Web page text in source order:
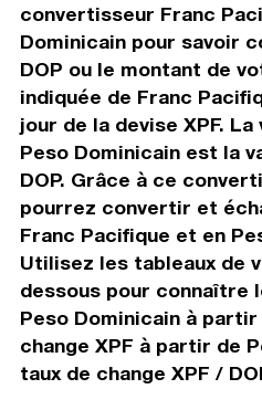
convertisseur Franc
Dominicain pour savoir
DOP ou le montant de
indiquée de Franc
jour de la devise XPF.
Peso Dominicain est la
DOP. Grâce à ce
pourrez convertir et
Franc Pacifique et en
Utilisez les tableaux de
dessous pour connaître
Peso Dominicain à partir
change XPF à partir de
taux de change XPF /